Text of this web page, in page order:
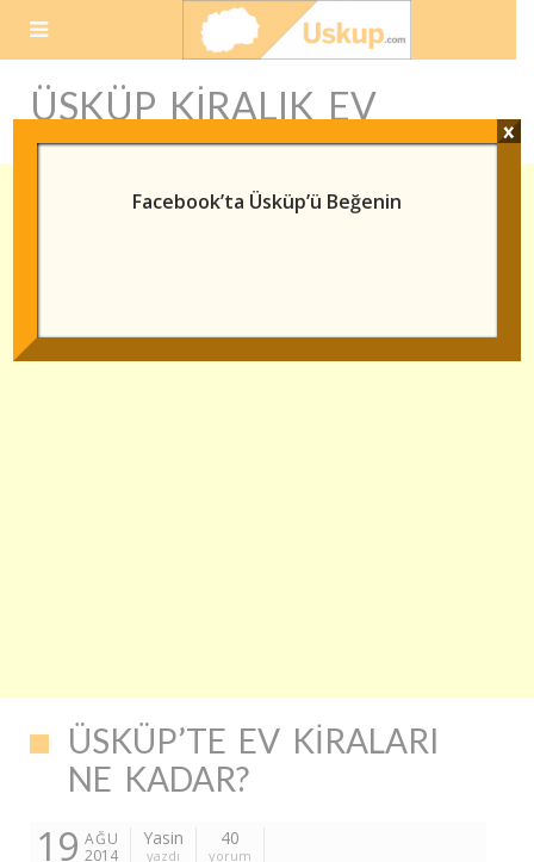
ÜSKÜP KIRALIK EV
ÜSKÜP’TE EV KIRALARI
NE KADAR?
19 AĞU
2014
Yasin
yazdı
40
yorum
Facebook’ta Üsküp’ü Beğenin
x